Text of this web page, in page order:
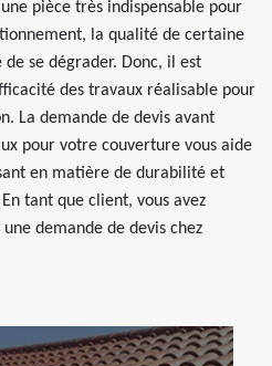
pièce très indispensable pour
la qualité de certaine
de se dégrader. Donc, il est
des travaux réalisable pour
La demande de devis avant
pour votre couverture vous aide
en matière de durabilité et
tant que client, vous avez
demande de devis chez